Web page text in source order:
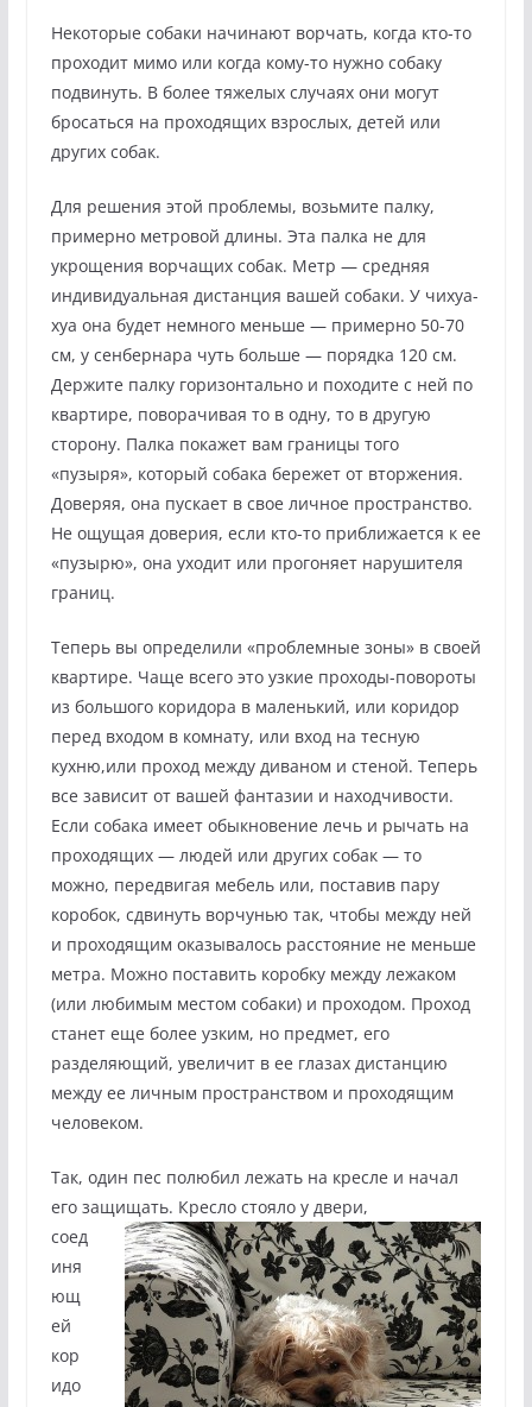
Некоторые собаки начинают ворчать, когда кто-то
проходит мимо или когда кому-то нужно собаку
подвинуть. В более тяжелых случаях они могут
бросаться на проходящих взрослых, детей или
других собак.
Для решения этой проблемы, возьмите палку,
примерно метровой длины. Эта палка не для
укрощения ворчащих собак. Метр — средняя
индивидуальная дистанция вашей собаки. У чихуа-
хуа она будет немного меньше — примерно 50-70
см, у сенбернара чуть больше — порядка 120 см.
Держите палку горизонтально и походите с ней по
квартире, поворачивая то в одну, то в другую
сторону. Палка покажет вам границы того
«пузыря», который собака бережет от вторжения.
Доверяя, она пускает в свое личное пространство.
Не ощущая доверия, если кто-то приближается к ее
«пузырю», она уходит или прогоняет нарушителя
границ.
Теперь вы определили «проблемные зоны» в своей
квартире. Чаще всего это узкие проходы-повороты
из большого коридора в маленький, или коридор
перед входом в комнату, или вход на тесную
кухню,или проход между диваном и стеной. Теперь
все зависит от вашей фантазии и находчивости.
Если собака имеет обыкновение лечь и рычать на
проходящих — людей или других собак — то
можно, передвигая мебель или, поставив пару
коробок, сдвинуть ворчунью так, чтобы между ней
и проходящим оказывалось расстояние не меньше
метра. Можно поставить коробку между лежаком
(или любимым местом собаки) и проходом. Проход
станет еще более узким, но предмет, его
разделяющий, увеличит в ее глазах дистанцию
между ее личным пространством и проходящим
человеком.
Так, один пес полюбил лежать на кресле и начал
его защищать. Кресло стояло у двери,
соед
иня
ющ
ей
кор
идо